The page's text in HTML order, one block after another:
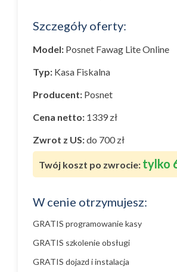
Szczegóły oferty:
Model: Posnet Fawag Lite Online
Typ: Kasa Fiskalna
Producent: Posnet
Cena netto: 1339 zł
Zwrot z US:do 700 zł
Twój koszt po zwrocie: tylko
W cenie otrzymujesz:
GRATIS programowanie kasy
GRATIS szkolenie obsługi
GRATIS dojazd i instalacja